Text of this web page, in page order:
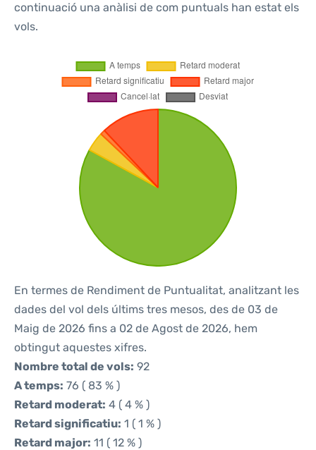
continuació una anàlisi de com puntuals han estat els
vols.
En termes de Rendiment de Puntualitat, analitzant les
dades del vol dels últims tres mesos, des de 03 de
Maig de 2026 fins a 02 de Agost de 2026, hem
obtingut aquestes xifres.
Nombre total de vols: 92
A temps: 76 ( 83 % )
Retard moderat: 4 ( 4 % )
Retard significatiu: 1 ( 1 % )
Retard major: 11 ( 12 % )